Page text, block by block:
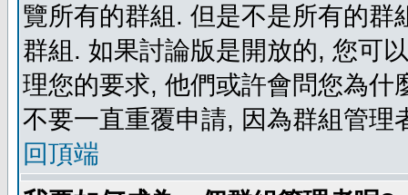
覽所有的群組. 但是不是所有的
群組. 如果討論版是開放的, 您可
理您的要求, 他們或許會問您為
不要一直重覆申請, 因為群組管理
回頂端